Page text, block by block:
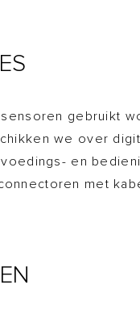
gebruikt
we over
en
met